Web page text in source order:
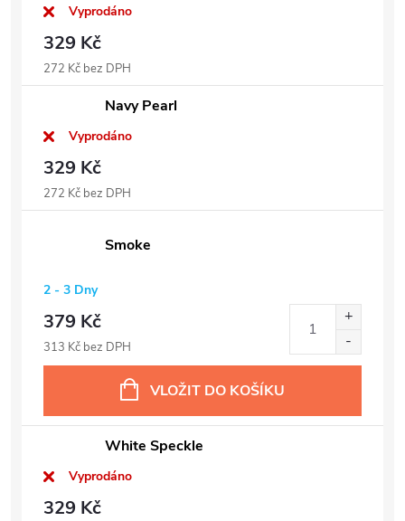
Vyprodáno
329 Kč
272 Kč bez DPH
Navy Pearl
Vyprodáno
329 Kč
272 Kč bez DPH
Smoke
2 - 3 Dny
379 Kč
313 Kč bez DPH
VLOŽIT DO KOŠÍKU
White Speckle
Vyprodáno
329 Kč